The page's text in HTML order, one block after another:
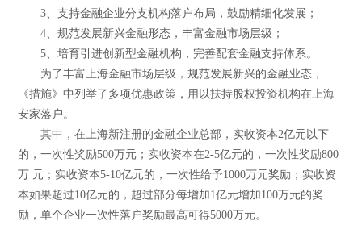
3、支持金融企业分支机构落户布局，鼓励精细化发展；
4、规范发展新兴金融形态，丰富金融市场层级；
5、培育引进创新型金融机构，完善配套金融支持体系。
为了丰富上海金融市场层级，规范发展新兴的金融业态，
《措施》中列举了多项优惠政策，用以扶持股权投资机构在上海
安家落户。
其中，在上海新注册的金融企业总部，实收资本2亿元以下
的，一次性奖励500万元；实收资本在2-5亿元的，一次性奖励800
万 元；实收资本5-10亿元的，一次性给予1000万元奖励；实收资
本如果超过10亿元的，超过部分每增加1亿元增加100万元的奖
励，单个企业一次性落户奖励最高可得5000万元。